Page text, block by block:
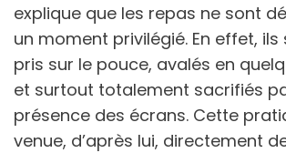
explique que les repas ne sont
un moment privilégié. En effet,
pris sur le pouce, avalés en
et surtout totalement sacrifiés
présence des écrans. Cette
venue, d’après lui, directement